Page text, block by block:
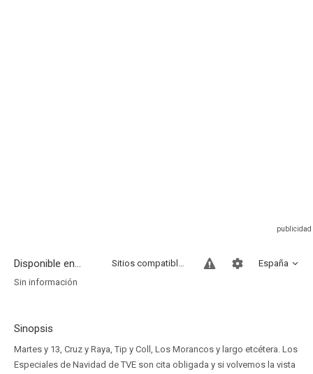
Disponible en... España
Sitios compatibles
Sin información
Sinopsis
Martes y 13, Cruz y Raya, Tip y Coll, Los Morancos y largo etcétera. Los
Especiales de Navidad de TVE son cita obligada y si volvemos la vista